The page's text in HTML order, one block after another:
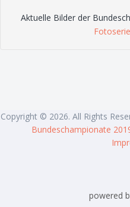
Aktuelle Bilder der
Copyright © 2026.
Bundeschampionate
powered